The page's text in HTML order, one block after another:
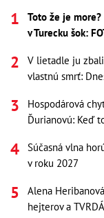
Toto že je
v Turecku šok:
V lietadle ju
vlastnú smrť:
Hospodárová
Ďurianovú: Keď
Súčasná vlna
v roku 2027
Alena
hejterov a